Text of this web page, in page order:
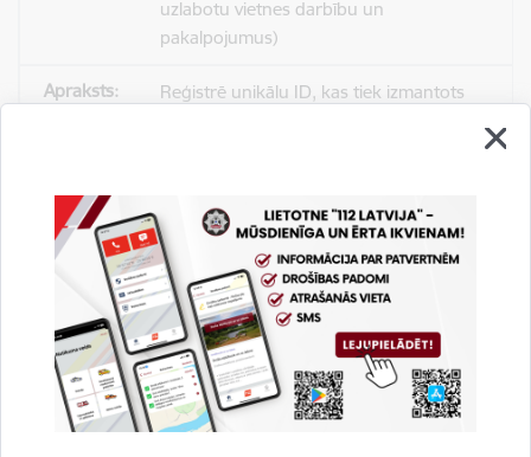
uzlabotu vietnes darbību un
pakalpojumus)
Reģistrē unikālu ID, kas tiek izmantots
_gat
Statistikas sīkdatnes (nepieciešamas, lai
uzlabotu vietnes darbību un
pakalpojumus)